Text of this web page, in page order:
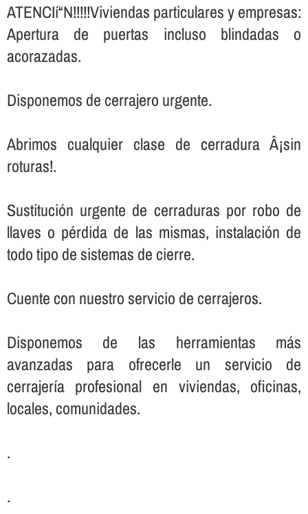
ATENCIí“N!!!!!Viviendas particulares y empresas:
Apertura de puertas incluso blindadas o
acorazadas.
Disponemos de cerrajero urgente.
Abrimos cualquier clase de cerradura Â¡sin
roturas!.
Sustitución urgente de cerraduras por robo de
llaves o pérdida de las mismas, instalación de
todo tipo de sistemas de cierre.
Cuente con nuestro servicio de cerrajeros.
Disponemos de las herramientas más
avanzadas para ofrecerle un servicio de
cerrajerí­a profesional en viviendas, oficinas,
locales, comunidades.
.
.